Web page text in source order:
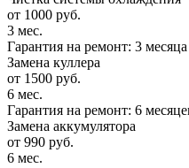
от 1000 руб.
3 мес.
Гарантия на ремонт: 3 месяца
Замена куллера
от 1500 руб.
6 мес.
Гарантия на ремонт: 6
Замена аккумулятора
от 990 руб.
6 мес.